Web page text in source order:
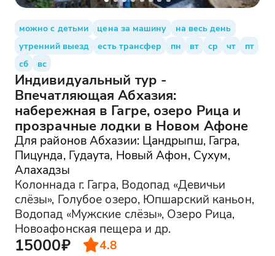
можно с детьми цена за машину
на весь день
утренний выезд
есть трансфер пн вт ср чт
пт
сб
вс
Индивидуальный тур -
Впечатляющая Абхазия:
набережная в Гагре, озеро Рица и
прозрачные лодки в Новом Афоне
Для районов Абхазии: Цандрыпш, Гагра,
Пицунда, Гудаута, Новый Афон, Сухум,
Алахадзы
Колоннада г. Гагра, Водопад «Девичьи
слёзы», Голубое озеро, Юпшарский каньон,
Водопад «Мужские слёзы», Озеро Рица,
Новоафонская пещера и др.
15000₽ 4.8